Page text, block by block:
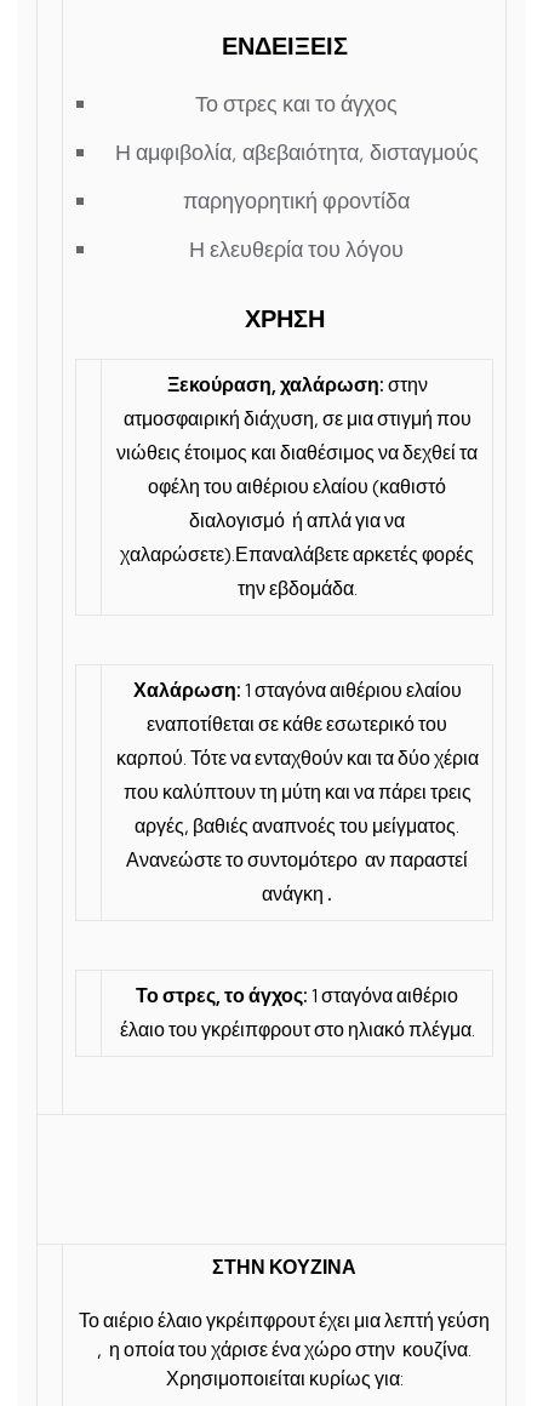
ΕΝΔΕΙΞΕΙΣ
Το στρες και το άγχος
Η αμφιβολία, αβεβαιότητα, δισταγμούς
παρηγορητική φροντίδα
Η ελευθερία του λόγου
ΧΡΗΣΗ
Ξεκούραση, χαλάρωση:στην
ατμοσφαιρική διάχυση, σε μια στιγμή που
νιώθεις έτοιμος και διαθέσιμος να δεχθεί τα
οφέλη του αιθέριου ελαίου (καθιστό
διαλογισμό ή απλά για να
χαλαρώσετε).Επαναλάβετε αρκετές φορές
την εβδομάδα.
Χαλάρωση:1 σταγόνα αιθέριου ελαίου
εναποτίθεται σε κάθε εσωτερικό του
καρπού. Τότε να ενταχθούν και τα δύο χέρια
που καλύπτουν τη μύτη και να πάρει τρεις
αργές, βαθιές αναπνοές του μείγματος.
Ανανεώστε το συντομότερο αν παραστεί
ανάγκη .
Το στρες, το άγχος:1 σταγόνα αιθέριο
έλαιο του γκρέιπφρουτ στο ηλιακό πλέγμα.
ΣΤΗΝ ΚΟΥΖΙΝΑ
Το αιέριο έλαιο γκρέιπφρουτ έχει μια λεπτή γεύση
, η οποία του χάρισε ένα χώρο στην κουζίνα.
Χρησιμοποιείται κυρίως για: